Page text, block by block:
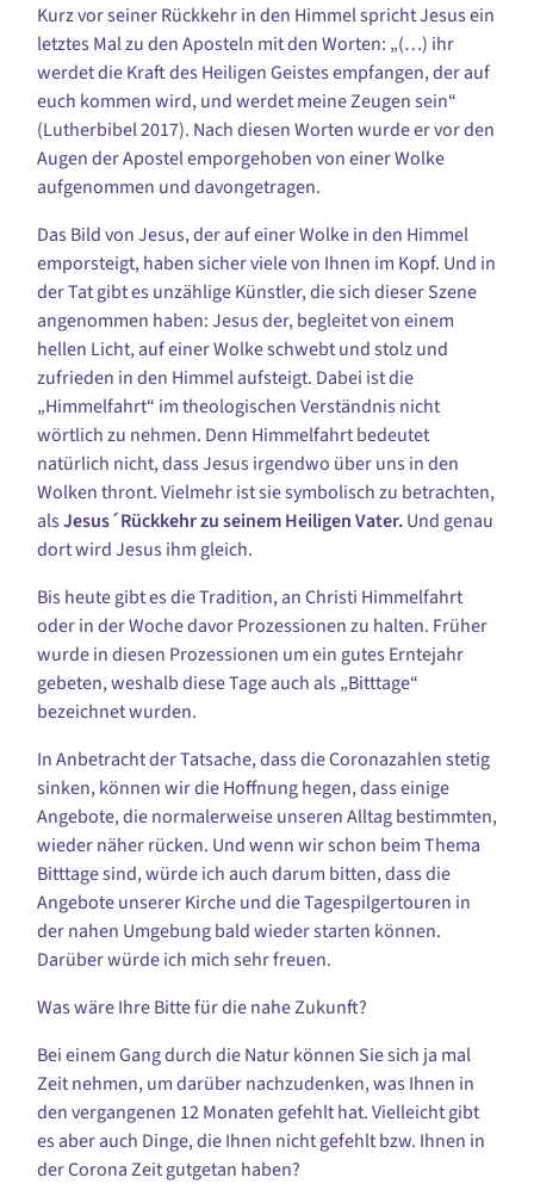
Kurz vor seiner Rückkehr in den Himmelspricht Jesus ein
letztes Mal zu den Aposteln mit den Worten: „(…) ihr
werdet die Kraft des Heiligen Geistes empfangen, der auf
euch kommen wird, und werdet meine Zeugen sein“
(Lutherbibel 2017). Nach diesen Worten wurde er vor den
Augen der Apostel emporgehobenvon einer Wolke
aufgenommen und davongetragen.
Das Bild von Jesus,der auf einer Wolke in den Himmel
emporsteigt, haben sicher viele von Ihnen im Kopf. Und in
der Tat gibt es unzählige Künstler, die sich dieser Szene
angenommen haben:Jesus der, begleitet von einem
hellen Licht, auf einer Wolke schwebt und stolz und
zufrieden in den Himmel aufsteigt. Dabei ist die
„Himmelfahrt“ im theologischen Verständnis nicht
wörtlich zu nehmen. Denn Himmelfahrt bedeutet
natürlich nicht, dass Jesus irgendwo über uns in den
Wolken thront. Vielmehr ist sie symbolisch zu betrachten,
alsJesus´Rückkehr zuseinem Heiligen Vater.Und genau
dort wird Jesus ihm gleich.
Bis heute gibt es die Tradition, an Christi Himmelfahrt
oder in der Woche davorProzessionen zu halten. Früher
wurde in diesen Prozessionen um ein gutes Erntejahr
gebeten, weshalb diese Tage auch als „Bitttage“
bezeichnet wurden.
In Anbetracht der Tatsache, dass die Coronazahlen stetig
sinken, können wir die Hoffnung hegen, dasseinige
Angebote, die normalerweise unseren Alltag bestimmten,
wieder näher rücken. Und wenn wir schon beim Thema
Bitttage sind,würde ich auch darum bitten, dass die
Angebote unserer Kirche und die Tagespilgertouren in
der nahen Umgebung bald wieder starten können.
Darüber würde ich mich sehr freuen.
Was wäre Ihre Bitte für die nahe Zukunft?
Bei einem Gang durch die Natur können Sie sich ja mal
Zeit nehmen, um darüber nachzudenken, was Ihnen in
den vergangenen 12 Monaten gefehlt hat. Vielleicht gibt
es aber auch Dinge, die Ihnen nicht gefehlt bzw. Ihnen in
der Corona Zeit gutgetan haben?